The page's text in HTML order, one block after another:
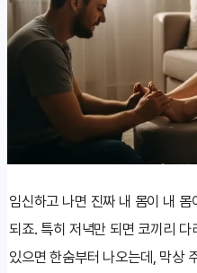
임신하고 나면 진짜 내 몸이 내
되죠. 특히 저녁만 되면 코끼리
있으면 한숨부터 나오는데, 막상